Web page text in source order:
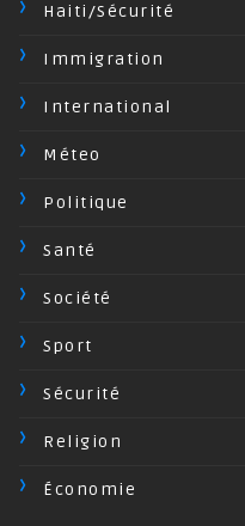
Haiti/Sécurité
Immigration
International
Méteo
Politique
Santé
Société
Sport
Sécurité
Religion
Économie